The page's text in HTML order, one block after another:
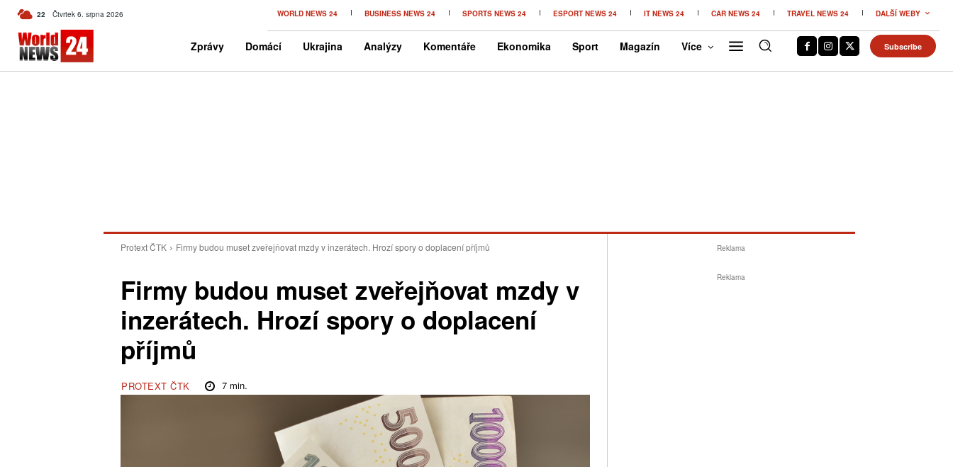
22 C Czech
Čtvrtek 6. srpna 2026 WORLD NEWS 24 BUSINESS NEWS 24 SPORTS NEWS 24 ESPORT NEWS 24 IT NEWS 24 CAR NEWS 24 TRAVEL NEWS 24 DALŠÍ WEBY
Zprávy Domácí Ukrajina Analýzy Komentáře Ekonomika Sport Magazín Více Subscribe
Protext ČTK Firmy budou muset zveřejňovat mzdy v inzerátech. Hrozí spory o doplacení příjmů
Firmy budou muset zveřejňovat mzdy v
inzerátech. Hrozí spory o doplacení
příjmů
PROTEXT ČTK 7min.
Reklama
Reklama